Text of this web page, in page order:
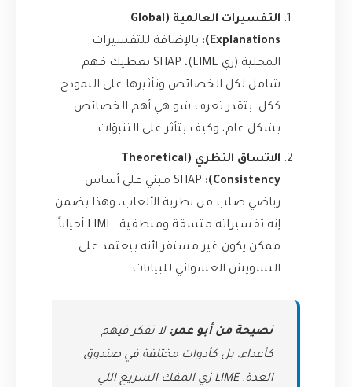
التفسيرات العالمية (Global
Explanations):
بالإضافة للتفسيرات
المحلية (زي LIME)، SHAP بعطيك فهم
شامل لكل الخصائص وتأثيرها على النموذج
ككل. بتقدر تعرف شو هي أهم الخصائص
بشكل عام، وكيف بتأثر على التنبؤات.
الاتساق النظري (Theoretical
Consistency):
SHAP مبني على أساس
رياضي صلب من نظرية الألعاب، وهذا بضمن
إنه تفسيراته متسقة ومنطقية. LIME أحياناً
ممكن يكون غير مستقر لأنه بيعتمد على
التشويش العشوائي للبيانات.
نصيحة من أبو عمر: لا تفكر فيهم
كأعداء، بل كأدوات مختلفة في صندوق
العدة. LIME زي المفك السريع اللي